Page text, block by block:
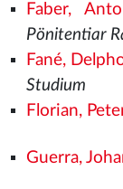
Faber,
Pönitentiar
Fané,
Studium
Florian,
Guerra,